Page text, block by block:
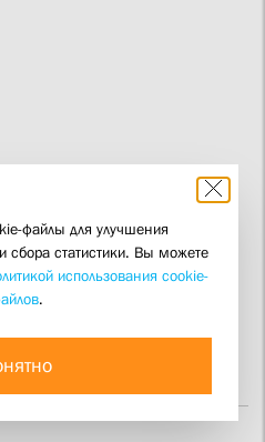
файлы для улучшения
сбора статистики. Вы можете
использования cookie-
.